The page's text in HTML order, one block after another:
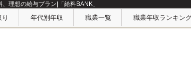
理想の給与プラン|「給料BANK」
年代別年収 職業一覧 職業年収ランキン